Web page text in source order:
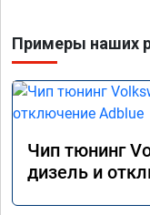
Примеры наших
Чип тюнинг
дизель и